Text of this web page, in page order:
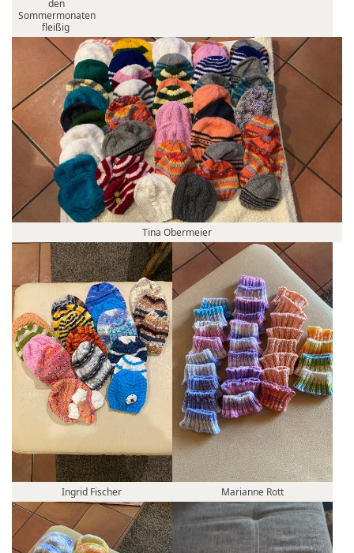
den
Sommermonaten
fleißig
Tina Obermeier
Ingrid Fischer Marianne Rott